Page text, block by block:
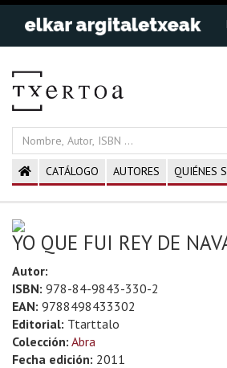
CATÁLOGO AUTORES QUIÉNES
YO QUE FUI REY DE
Autor:
ISBN: 978-84-9843-330-2
EAN: 9788498433302
Editorial: Ttarttalo
Colección: Abra
Fecha edición: 2011